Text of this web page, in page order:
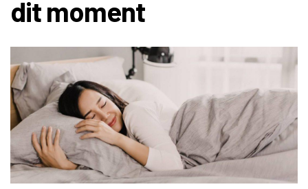
dit moment